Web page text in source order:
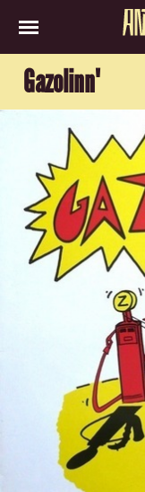
Gazolinn'